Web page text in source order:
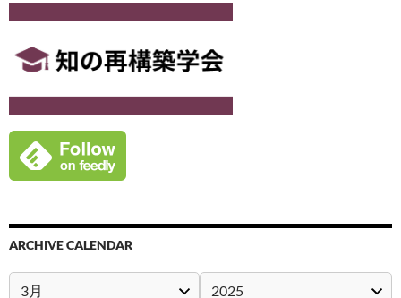
ARCHIVE CALENDAR